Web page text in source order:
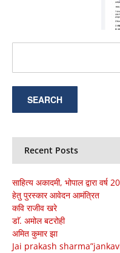
Recent Posts
साहित्य अकादमी, भोपाल द्वारा
हेतु पुरस्कार आवेदन आमंत्रित
कवि राजीव खरे
डाॅ. अमोल बटरोही
अमित कुमार झा
Jai prakash